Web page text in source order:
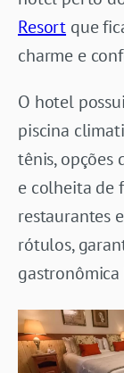
Resort que
charme e
O hotel
piscina
tênis, opções
e colheita de
restaurantes
rótulos,